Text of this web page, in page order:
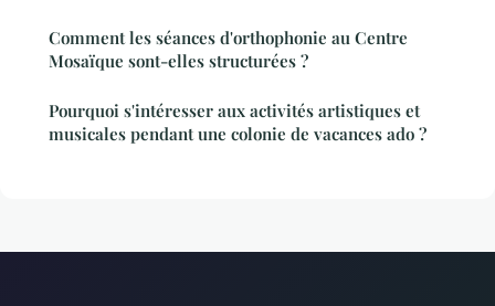
Comment les séances d'orthophonie au Centre
Mosaïque sont-elles structurées ?
Pourquoi s'intéresser aux activités artistiques et
musicales pendant une colonie de vacances ado ?